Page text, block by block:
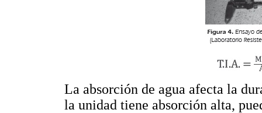
La absorción de agua afecta la
la unidad tiene absorción alta,